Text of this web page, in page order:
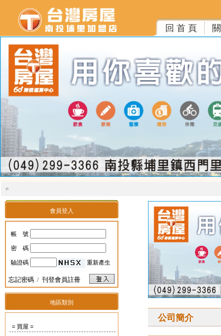
回 首 頁
會員登入
帳 號
密 碼
驗證碼 重新產生
忘記密碼 / 刊登會員註冊
地區類別
= 買屋 =
公司簡介